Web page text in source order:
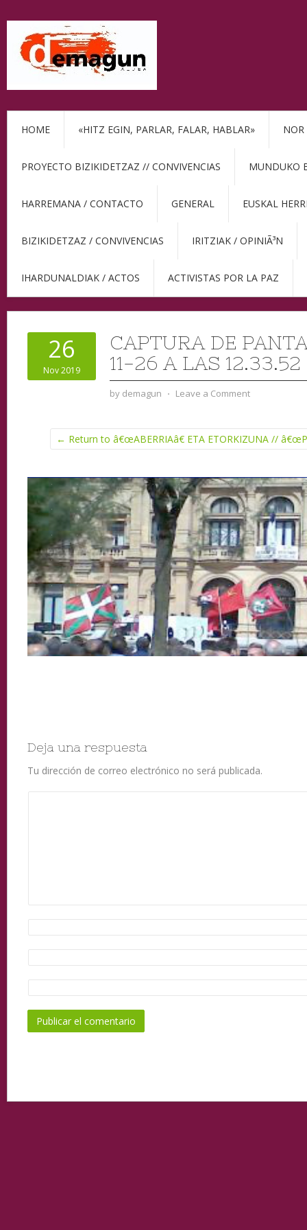
HOME «HITZ EGIN, PARLAR, FALAR, HABLAR» NOR
PROYECTO BIZIKIDETZAZ // CONVIVENCIAS MUNDUKO
HARREMANA / CONTACTO GENERAL EUSKAL
BIZIKIDETZAZ / CONVIVENCIAS IRITZIAK / OPINIÃ³N
IHARDUNALDIAK / ACTOS ACTIVISTAS POR LA PAZ
26
Nov 2019
CAPTURA DE
11-26 A LAS 12.33.52
by demagun ⋅ Leave a Comment
← Return to â€œABERRIAâ€ ETA ETORKIZUNA //
Deja una respuesta
Tu dirección de correo electrónico no será publicada.